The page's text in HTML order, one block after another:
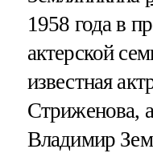
1958 года в
актерской
известная
Стриженова,
Владимир